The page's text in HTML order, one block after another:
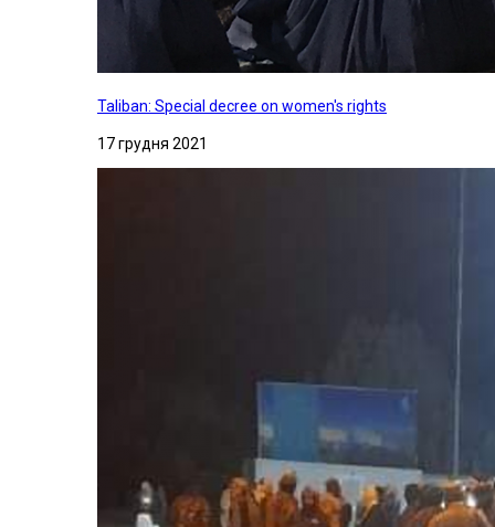
Taliban: Special decree on women's rights
17 грудня 2021